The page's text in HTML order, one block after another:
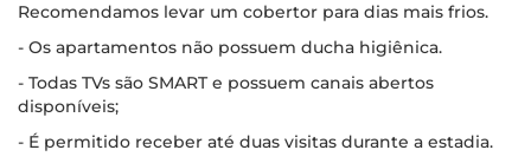
Recomendamos levar um cobertor para dias mais frios.
- Os apartamentos não possuem ducha higiênica.
- Todas TVs são SMART e possuem canais abertos
disponíveis;
- É permitido receber até duas visitas durante a estadia.